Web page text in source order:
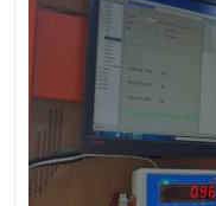
上海仓库代运营
上海第三方仓储
仓储